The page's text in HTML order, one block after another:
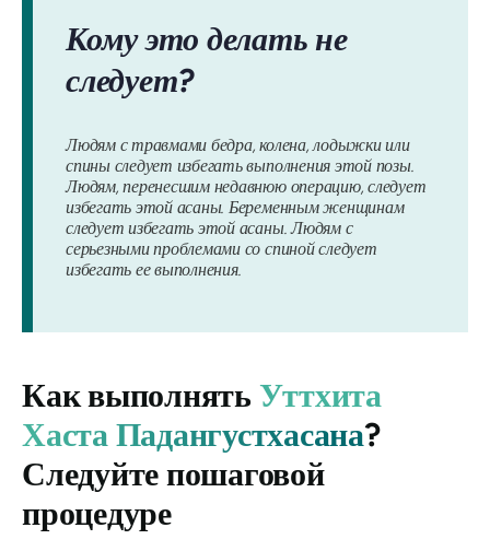
Кому это делать не
следует?
Людям с травмами бедра, колена, лодыжки или
спины следует избегать выполнения этой позы.
Людям, перенесшим недавнюю операцию, следует
избегать этой асаны. Беременным женщинам
следует избегать этой асаны. Людям с
серьезными проблемами со спиной следует
избегать ее выполнения.
Как выполнять Уттхита
Хаста Падангустхасана?
Следуйте пошаговой
процедуре